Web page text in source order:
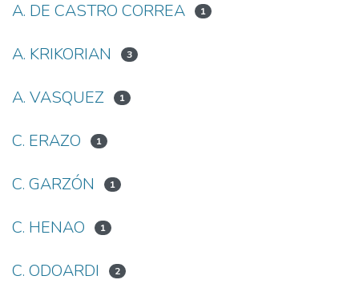
A. DE CASTRO CORREA 1
A. KRIKORIAN 3
A. VASQUEZ 1
C. ERAZO 1
C. GARZÓN 1
C. HENAO 1
C. ODOARDI 2